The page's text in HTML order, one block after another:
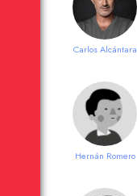
Carlos Alcántara
Hernán Romero